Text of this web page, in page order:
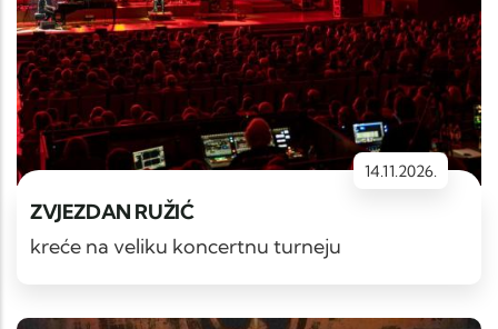
14.11.2026.
ZVJEZDAN RUŽIĆ
kreće na veliku koncertnu turneju